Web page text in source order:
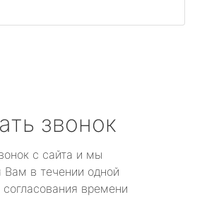
звонок
с сайта и мы
Вам в течении одной
времени